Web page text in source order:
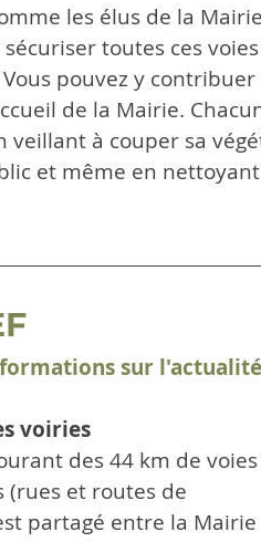
les élus de la
toutes ces
pouvez y
de la Mairie.
veillant à couper sa
et même en
sur
voiries
des 44 km de
(rues et routes de
partagé entre la Mairie